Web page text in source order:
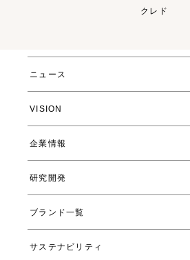
クレド
ニュース
VISION
企業スローガン
クレド
企業情報
トップメッセージ
会社概要
研究開発
ヤーマンの研究開発とは
ヤーマンの技術
ブランド一覧
サステナビリティ